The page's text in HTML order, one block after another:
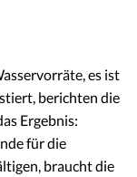
es ist
berichten die
Ergebnis:
für die
braucht die